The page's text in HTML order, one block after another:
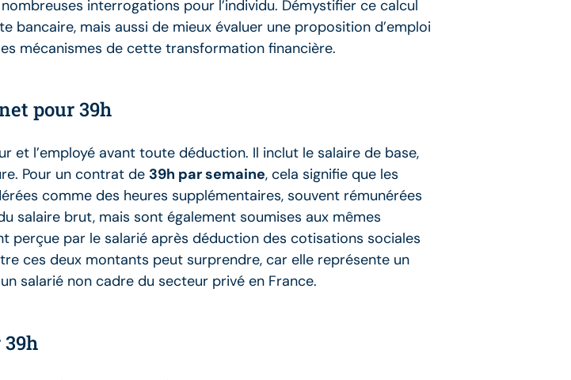
interrogations pour l’individu. Démystifier ce calcul
bancaire, mais aussi de mieux évaluer une proposition d’emploi
mécanismes de cette transformation financière.
pour 39h
et l’employé avant toute déduction. Il inclut le salaire de base,
Pour un contrat de 39h par semaine, cela signifie que les
comme des heures supplémentaires, souvent rémunérées
salaire brut, mais sont également soumises aux mêmes
perçue par le salarié après déduction des cotisations sociales
ces deux montants peut surprendre, car elle représente un
salarié non cadre du secteur privé en France.